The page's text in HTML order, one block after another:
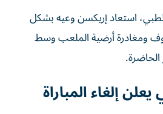
استعاد إريكسن وعيه بشكل
ومغادرة أرضية الملعب وسط
يعلن إلغاء المباراة